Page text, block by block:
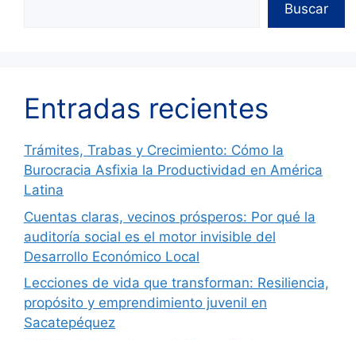
Buscar
Entradas recientes
Trámites, Trabas y Crecimiento: Cómo la
Burocracia Asfixia la Productividad en América
Latina
Cuentas claras, vecinos prósperos: Por qué la
auditoría social es el motor invisible del
Desarrollo Económico Local
Lecciones de vida que transforman: Resiliencia,
propósito y emprendimiento juvenil en
Sacatepéquez